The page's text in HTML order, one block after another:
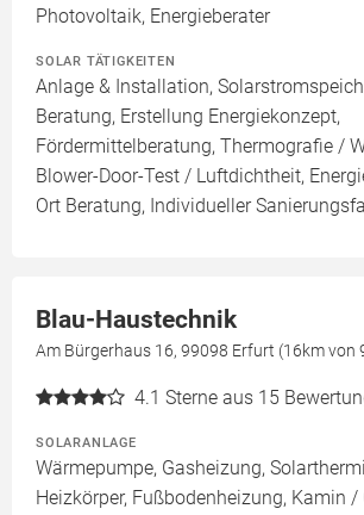
Photovoltaik, Energieberater
SOLAR TÄTIGKEITEN
Anlage & Installation,
Beratung, Erstellung Energiekonzept,
Fördermittelberatung, Thermografie /
Blower-Door-Test / Luftdichtheit,
Ort Beratung, Individueller
Blau-Haustechnik
Am Bürgerhaus 16, 99098 Erfurt (16km von
4.1 Sterne aus 15
SOLARANLAGE
Wärmepumpe, Gasheizung,
Heizkörper, Fußbodenheizung, Kamin /